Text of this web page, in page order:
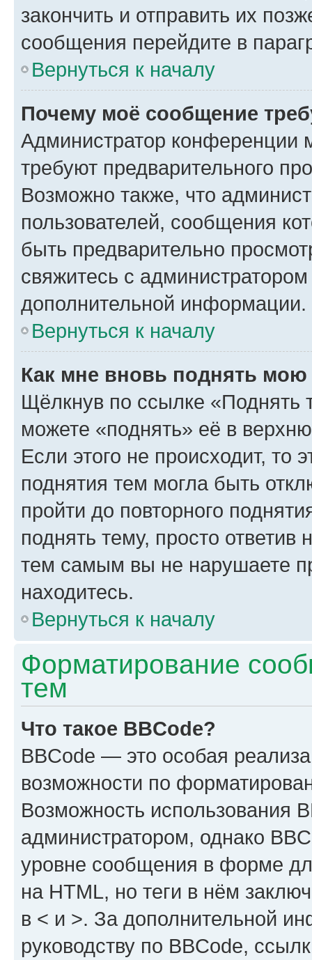
закончить и отправить их
сообщения перейдите в
Вернуться к началу
Почему моё сообщение
Администратор конференции
требуют предварительного
Возможно также, что
пользователей, сообщения
быть предварительно
свяжитесь с
дополнительной информации.
Вернуться к началу
Как мне вновь поднять мою
Щёлкнув по ссылке «Поднять
можете «поднять» её в
Если этого не происходит, то
поднятия тем могла быть
пройти до повторного
поднять тему, просто ответив
тем самым вы не нарушаете
находитесь.
Вернуться к началу
Форматирование
тем
Что такое BBCode?
BBCode — это особая
возможности по
Возможность использования
администратором, однако
уровне сообщения в форме
на HTML, но теги в нём
в < и >. За дополнительной
руководству по BBCode,